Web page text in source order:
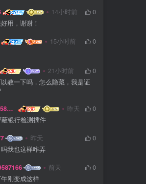
14小时前
0
用，谢谢！
15小时前
0
21小时前
0
以教一下吗，怎么隐藏，我是证
npx475805841 昨天
0
银行检测插件
昨天
0
我也这样咋弄
前天
0
刚变成这样